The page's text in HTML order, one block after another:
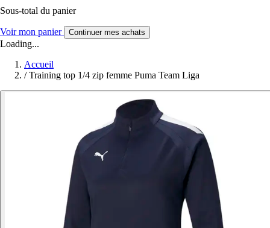
Sous-total du panier
Voir mon panier Continuer mes achats
Loading...
Accueil
/ Training top 1/4 zip femme Puma Team Liga